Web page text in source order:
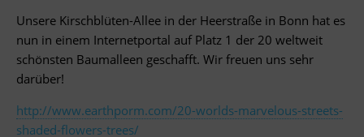
Unsere Kirschblüten-Allee in der Heerstraße in Bonn hat es
nun in einem Internetportal auf Platz 1 der 20 weltweit
schönsten Baumalleen geschafft. Wir freuen uns sehr
darüber!
http://www.earthporm.com/20-worlds-marvelous-streets-
shaded-flowers-trees/